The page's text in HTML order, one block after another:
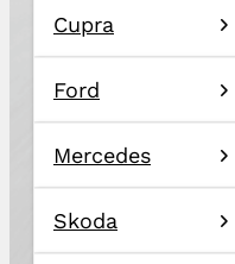
Cupra
Ford
Mercedes
Skoda